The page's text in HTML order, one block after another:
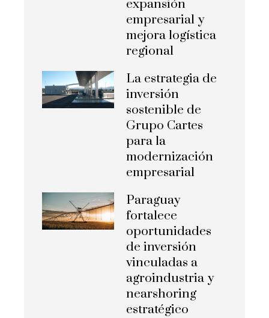
expansión
empresarial y
mejora logística
regional
La estrategia de
inversión
sostenible de
Grupo Cartes
para la
modernización
empresarial
Paraguay
fortalece
oportunidades
de inversión
vinculadas a
agroindustria y
nearshoring
estratégico